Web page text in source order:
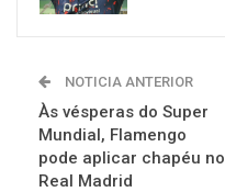
NOTICIA ANTERIOR
Às vésperas do Super
Mundial, Flamengo
pode aplicar chapéu no
Real Madrid